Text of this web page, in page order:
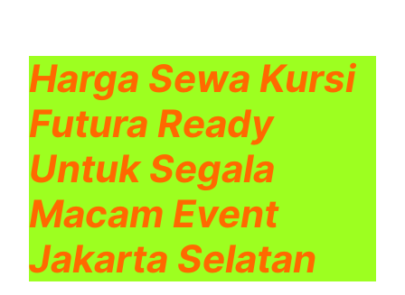
Harga Sewa Kursi
Futura Ready
Untuk Segala
Macam Event
Jakarta Selatan